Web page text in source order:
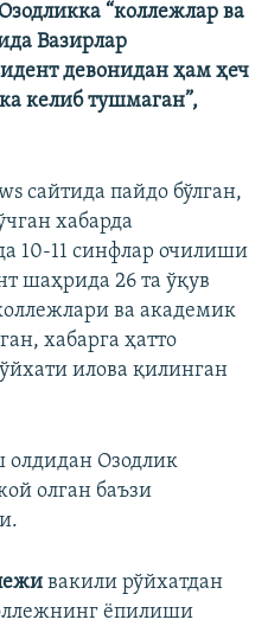
“коллежлар ва
Вазирлар
девонидан ҳам ҳеч
келиб тушмаган”,
сайтида пайдо бўлган,
хабарда
10-11 синфлар очилиши
шаҳрида 26 та ўқув
ва академик
хабарга ҳатто
илова қилинган
олдидан Озодлик
олган баъзи
вакили рўйхатдан
ёпилиши